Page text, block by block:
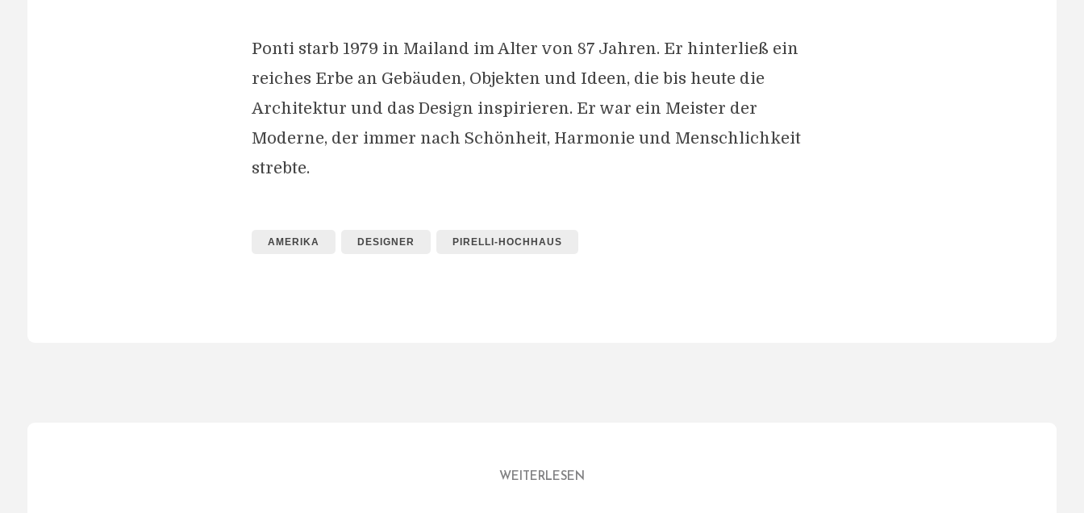
Ponti starb 1979 in Mailand im Alter von 87 Jahren. Er hinterließ ein
reiches Erbe an Gebäuden, Objekten und Ideen, die bis heute die
Architektur und das Design inspirieren. Er war ein Meister der
Moderne, der immer nach Schönheit, Harmonie und Menschlichkeit
strebte.
AMERIKA DESIGNER PIRELLI-HOCHHAUS
WEITERLESEN